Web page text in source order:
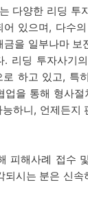
다양한 리딩 투
있으며, 다수
금을 일부나마 보
. 리딩 투자사기
하고 있고, 특
업을 통해 형사
하니, 언제든지
피해사례 접수
되시는 분은 신